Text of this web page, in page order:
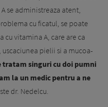
se administreaza atent,
cu ficatul, se poate
cu vitamina A, ca­re are ca
pielii si a mucoa­
tratam singuri cu doi pumni
la un medic pentru a ne
dr. Ne­delcu.